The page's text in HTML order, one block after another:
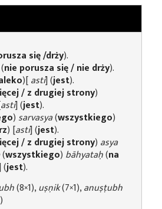
się /drży).
(nie porusza się / nie drży).
)[asti] (jest).
/ z drugiej strony)
asti] (jest).
)sarvasya(wszystkiego)
) [asti] (jest).
/ z drugiej strony) asya
(wszystkiego) bāhyataḥ(na
(jest).
(8×1),uṣṇik(7×1),anuṣṭubh